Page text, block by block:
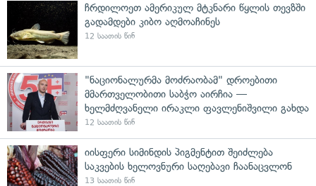
ჩრდილოეთ ამერიკულ მტკნარი წყლის თევზში
გადამდები კიბო აღმოაჩინეს
12 საათის წინ
"ნაციონალურმა მოძრაობამ" დროებითი
მმართველობითი საბჭო აირჩია —
ხელმძღვანელი ირაკლი ფავლენიშვილი გახდა
12 საათის წინ
იისფერი სიმინდის პიგმენტით შეიძლება
საკვების ხელოვნური საღებავი ჩაანაცვლონ
13 საათის წინ